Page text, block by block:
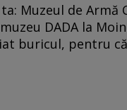
Muzeul de
DADA la
buricul, pentru